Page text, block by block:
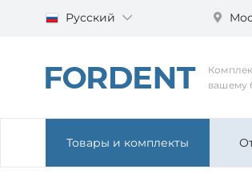
Русский
вашему
Товары и комплекты